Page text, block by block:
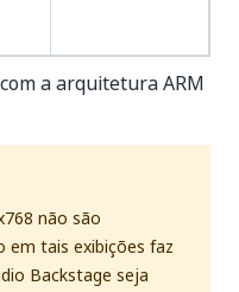
a arquitetura ARM
não são
em tais exibições faz
Backstage seja